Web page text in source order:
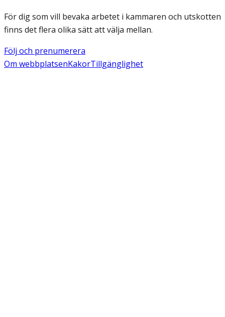
För dig som vill bevaka arbetet i kammaren och utskotten
finns det flera olika sätt att välja mellan.
Följ och prenumerera
Om webbplatsenKakorTillgänglighet